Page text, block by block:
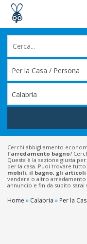
Per la Casa / Persona
Calabria
Cerchi abbigliamento
l'arredamento bagno?
Questa è la sezione giusta
per la casa. Puoi trovare
mobili, il bagno, gli articoli
vendere o altro arredamento
annuncio e fin da subito sarai
Home » Calabria » Per la